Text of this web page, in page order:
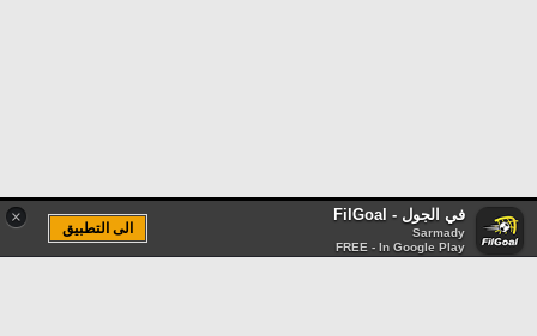
× في الجول - FilGoal
Sarmady
FREE - In Google Play
الى التطبيق